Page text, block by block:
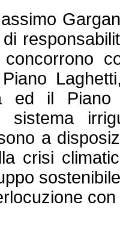
di
ed il Piano
sistema
a
crisi